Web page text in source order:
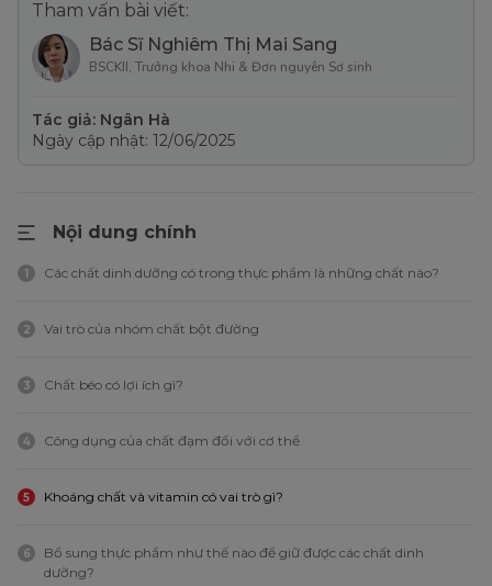
Tham vấn bài viết:
Bác Sĩ Nghiêm Thị Mai Sang
BSCKII, Trưởng khoa Nhi & Đơn nguyên Sơ sinh
Tác giả: Ngân Hà
Ngày cập nhật: 12/06/2025
Nội dung chính
1 Các chất dinh dưỡng có trong thực phẩm là những chất nào?
2 Vai trò của nhóm chất bột đường
3 Chất béo có lợi ích gì?
4 Công dụng của chất đạm đối với cơ thể
5 Khoáng chất và vitamin có vai trò gì?
6
Bổ sung thực phẩm như thế nào để giữ được các chất dinh
dưỡng?